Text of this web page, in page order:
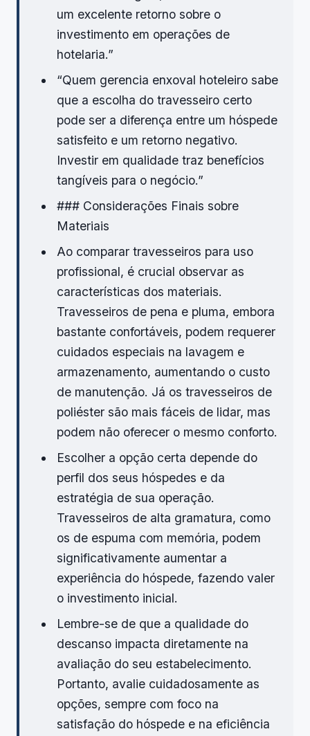
um excelente retorno sobre o
investimento em operações de
hotelaria.”
“Quem gerencia enxoval hoteleiro sabe
que a escolha do travesseiro certo
pode ser a diferença entre um hóspede
satisfeito e um retorno negativo.
Investir em qualidade traz benefícios
tangíveis para o negócio.”
### Considerações Finais sobre
Materiais
Ao comparar travesseiros para uso
profissional, é crucial observar as
características dos materiais.
Travesseiros de pena e pluma, embora
bastante confortáveis, podem requerer
cuidados especiais na lavagem e
armazenamento, aumentando o custo
de manutenção. Já os travesseiros de
poliéster são mais fáceis de lidar, mas
podem não oferecer o mesmo conforto.
Escolher a opção certa depende do
perfil dos seus hóspedes e da
estratégia de sua operação.
Travesseiros de alta gramatura, como
os de espuma com memória, podem
significativamente aumentar a
experiência do hóspede, fazendo valer
o investimento inicial.
Lembre-se de que a qualidade do
descanso impacta diretamente na
avaliação do seu estabelecimento.
Portanto, avalie cuidadosamente as
opções, sempre com foco na
satisfação do hóspede e na eficiência